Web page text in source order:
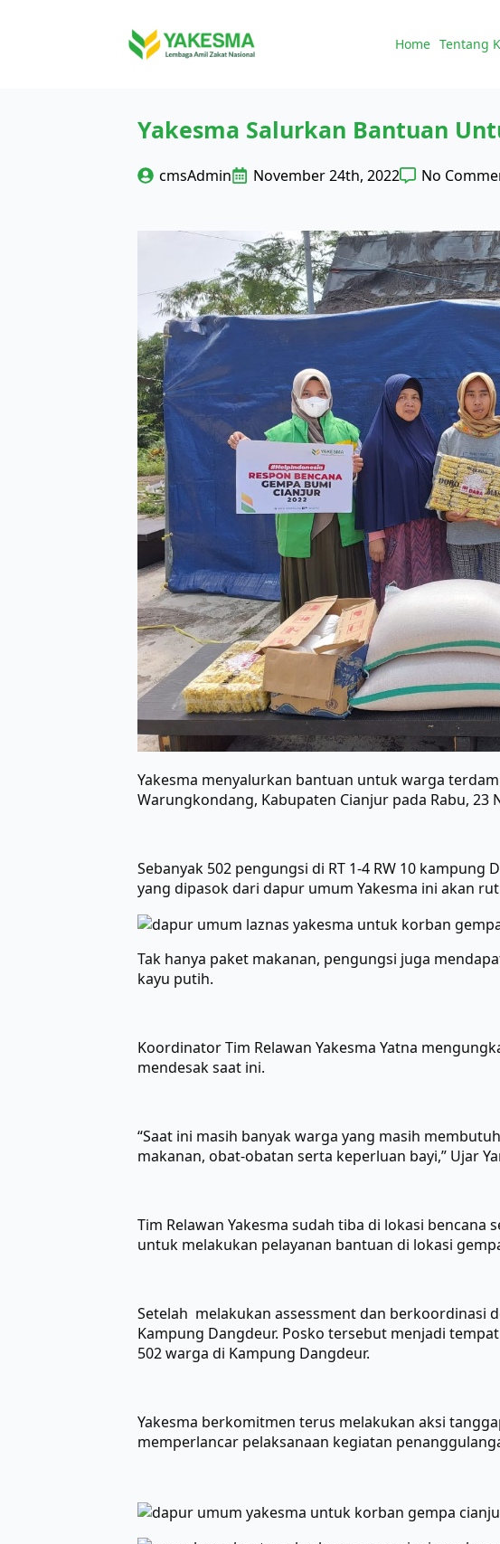
Home Tentang
Yakesma Salurkan Bantuan
cmsAdmin November 24th, 2022 No
Yakesma menyalurkan bantuan untuk warga
Warungkondang, Kabupaten Cianjur pada Rabu, 23
Sebanyak 502 pengungsi di RT 1-4 RW 10
yang dipasok dari dapur umum Yakesma ini akan
Tak hanya paket makanan, pengungsi juga
kayu putih.
Koordinator Tim Relawan Yakesma Yatna
mendesak saat ini.
“Saat ini masih banyak warga yang masih
makanan, obat-obatan serta keperluan bayi,” Ujar
Tim Relawan Yakesma sudah tiba di lokasi
untuk melakukan pelayanan bantuan di lokasi
Setelah melakukan assessment dan berkoordinasi
Kampung Dangdeur. Posko tersebut menjadi
502 warga di Kampung Dangdeur.
Yakesma berkomitmen terus melakukan aksi
memperlancar pelaksanaan kegiatan